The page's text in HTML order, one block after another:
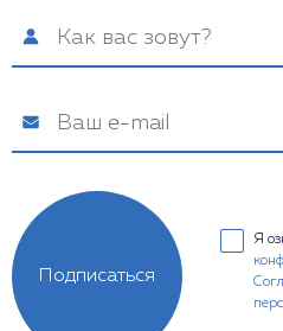
Я
Подписаться